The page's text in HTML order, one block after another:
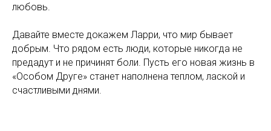
любовь.
Давайте вместе докажем Ларри, что мир бывает
добрым. Что рядом есть люди, которые никогда не
предадут и не причинят боли. Пусть его новая жизнь в
«Особом Друге» станет наполнена теплом, лаской и
счастливыми днями.